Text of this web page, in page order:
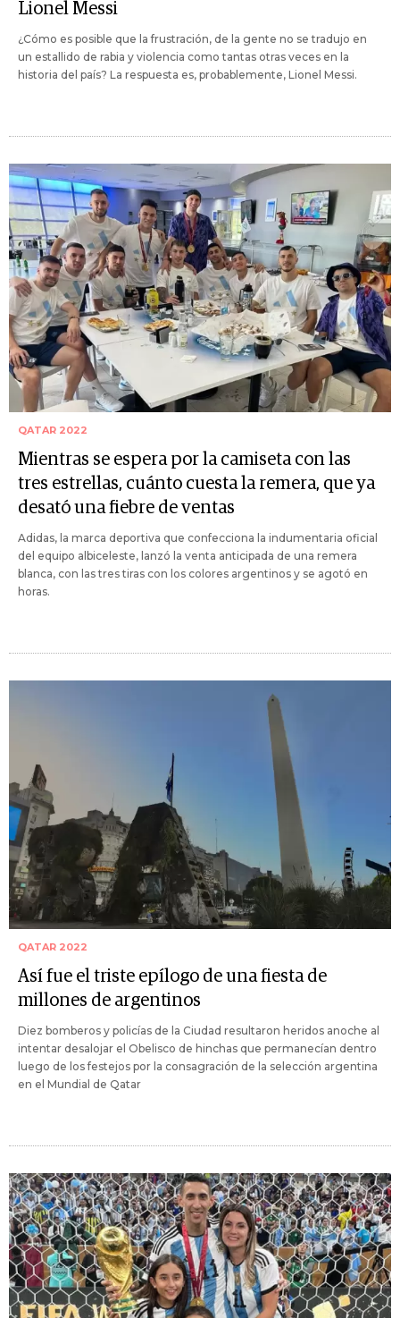
Lionel Messi
¿Cómo es posible que la frustración, de la gente no se tradujo en
un estallido de rabia y violencia como tantas otras veces en la
historia del país? La respuesta es, probablemente, Lionel Messi.
QATAR 2022
Mientras se espera por la camiseta con las
tres estrellas, cuánto cuesta la remera, que ya
desató una fiebre de ventas
Adidas, la marca deportiva que confecciona la indumentaria oficial
del equipo albiceleste, lanzó la venta anticipada de una remera
blanca, con las tres tiras con los colores argentinos y se agotó en
horas.
QATAR 2022
Así fue el triste epílogo de una fiesta de
millones de argentinos
Diez bomberos y policías de la Ciudad resultaron heridos anoche al
intentar desalojar el Obelisco de hinchas que permanecían dentro
luego de los festejos por la consagración de la selección argentina
en el Mundial de Qatar